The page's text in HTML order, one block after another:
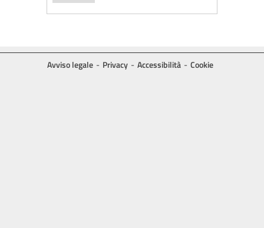
Avviso legale Privacy Accessibilità Cookie